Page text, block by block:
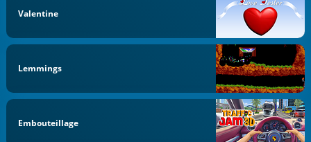
Valentine
Lemmings
Embouteillage